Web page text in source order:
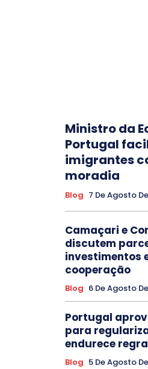
Ministro da
Portugal
imigrantes
moradia
Blog 7 De Agosto
Camaçari e
discutem
investimentos
cooperação
Blog 6 De Agosto
Portugal
para
endurece
Blog 5 De Agosto